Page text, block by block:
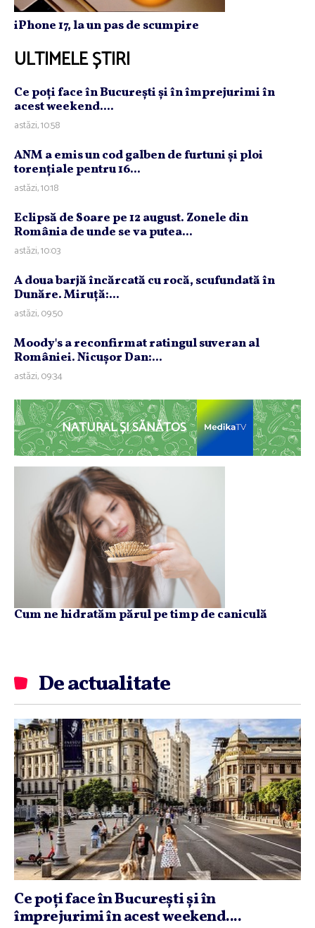
iPhone 17, la un pas de scumpire
ULTIMELE ȘTIRI
Ce poţi face în Bucureşti şi în împrejurimi în
acest weekend....
astăzi, 10:58
ANM a emis un cod galben de furtuni şi ploi
torenţiale pentru 16...
astăzi, 10:18
Eclipsă de Soare pe 12 august. Zonele din
România de unde se va putea...
astăzi, 10:03
A doua barjă încărcată cu rocă, scufundată în
Dunăre. Miruţă:...
astăzi, 09:50
Moody's a reconfirmat ratingul suveran al
României. Nicuşor Dan:...
astăzi, 09:34
NATURAL ȘI SĂNĂTOS
Cum ne hidratăm părul pe timp de caniculă
De actualitate
Ce poţi face în Bucureşti şi în
împrejurimi în acest weekend....